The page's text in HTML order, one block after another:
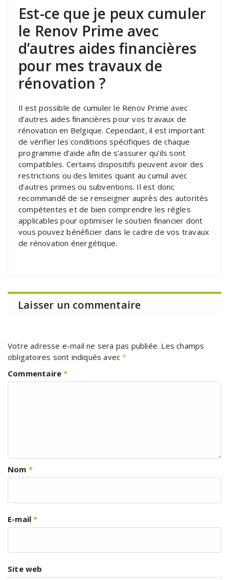
Est-ce que je peux cumuler
le Renov Prime avec
d’autres aides financières
pour mes travaux de
rénovation ?
Il est possible de cumuler le Renov Prime avec
d’autres aides financières pour vos travaux de
rénovation en Belgique. Cependant, il est important
de vérifier les conditions spécifiques de chaque
programme d’aide afin de s’assurer qu’ils sont
compatibles. Certains dispositifs peuvent avoir des
restrictions ou des limites quant au cumul avec
d’autres primes ou subventions. Il est donc
recommandé de se renseigner auprès des autorités
compétentes et de bien comprendre les règles
applicables pour optimiser le soutien financier dont
vous pouvez bénéficier dans le cadre de vos travaux
de rénovation énergétique.
Laisser un commentaire
Votre adresse e-mail ne sera pas publiée. Les champs
obligatoires sont indiqués avec*
Commentaire*
Nom *
E-mail*
Site web